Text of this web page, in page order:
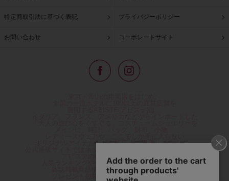
特定商取引法に基づく表記 プライバシーポリシー
お問い合わせ コーポレートサイト
オリジナルアイテムなどを幅広くご用意しています。
アビステの幅広い商品を取り揃え、
人気ランキングやテレビなどメディア着用商品、
雑誌掲載商品情報を紹介するコンテンツ、
プレゼント包装無料や独自のポイント還元